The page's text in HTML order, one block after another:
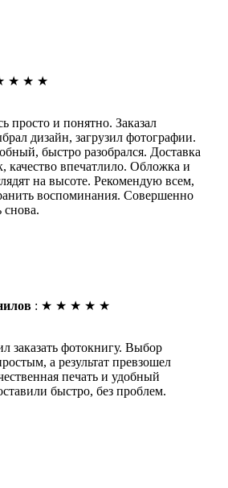
★ ★ ★
просто и понятно. Заказал
дизайн, загрузил фотографии.
быстро разобрался. Доставка
качество впечатлило. Обложка и
на высоте. Рекомендую всем,
воспоминания. Совершенно
снова.
: ★ ★ ★ ★ ★
заказать фотокнигу. Выбор
а результат превзошел
печать и удобный
быстро, без проблем.